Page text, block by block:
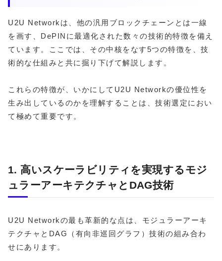
U2U Networkは、他の汎用ブロックチェーンとは一線
を画す、DePINに最適化された数々の技術的特徴を備え
ています。ここでは、その中核をなす5つの特徴を、技
術的な仕組みと共に掘り下げて解説します。
これらの特徴が、いかにしてU2U Networkの優位性を
生み出しているのかを理解することは、技術選定におい
て極めて重要です。
1. 高いスケーラビリティを実現するモジ
ュラーアーキテクチャとDAG技術
U2U Networkの最も革新的な点は、モジュラーアーキ
テクチャとDAG（有向非巡回グラフ）技術の組み合わ
せにあります。